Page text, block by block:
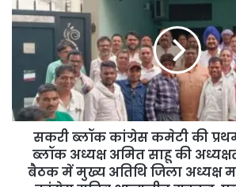
सकरी ब्लॉक कांग्रेस कमेटी की
ब्लॉक अध्यक्ष अमित साहू की
बैठक में मुख्य अतिथि जिला अध्यक्ष